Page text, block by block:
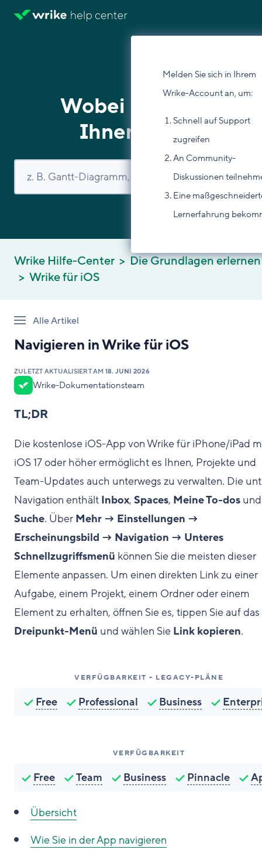
Melden Sie sich in Ihrem
Wrike-Account an, um:
Schnell auf Support
zugreifen
An Community-
Diskussionen
Eine
Lernerfahrung
Wobei können wir
Ihnen helfen?
Wrike Hilfe-Center
Die Grundlagen erlernen
Wrike für iOS
Alle Artikel
Navigieren in Wrike für iOS
ZULETZT AKTUALISIERT AM 18. JUNI 2026
Wrike-Dokumentationsteam
TL;DR
Die kostenlose iOS-App von Wrike für iPhone/iPad
iOS 17 oder höher ermöglicht es Ihnen, Projekte und
Team-Updates auch unterwegs zu verwalten. Die
Navigation enthält Inbox, Spaces, Meine To-dos und
Suche. Über Mehr → Einstellungen →
Erscheinungsbild → Navigation → Unteres
Schnellzugriffsmenü können Sie die meisten dieser
Elemente anpassen. Um einen direkten Link zu einer
Aufgabe, einem Projekt, einem Ordner oder einem
Element zu erhalten, öffnen Sie es, tippen Sie auf das
Dreipunkt-Menü und wählen Sie Link kopieren.
VERFÜGBARKEIT - LEGACY-PLÄNE
Free Professional Business
VERFÜGBARKEIT
Free Team Business Pinnacle
Übersicht
Wie Sie in der App navigieren